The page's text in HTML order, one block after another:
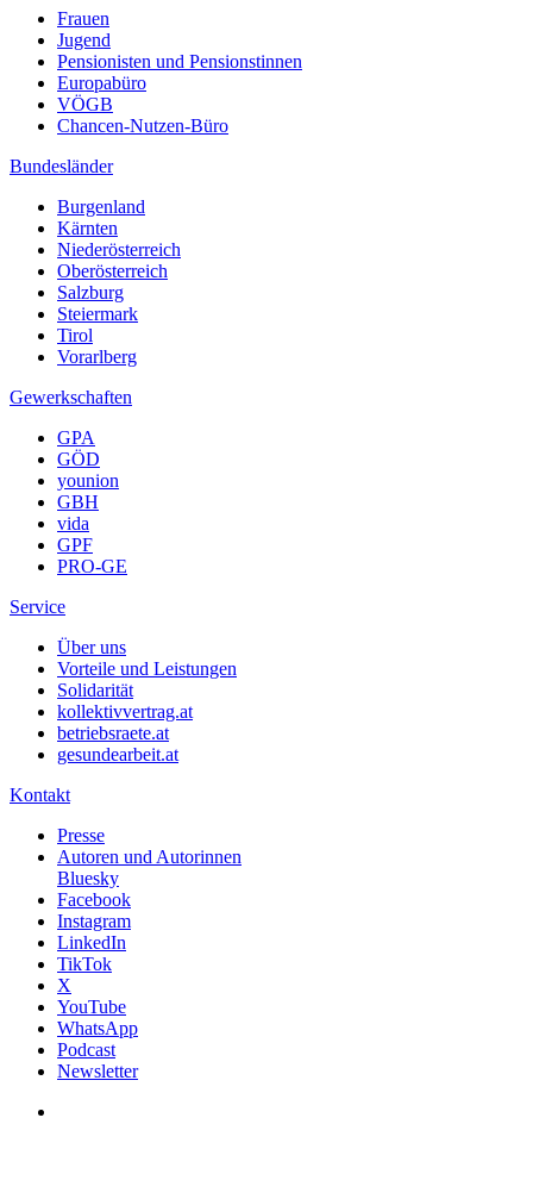
Frauen
Jugend
Pensionisten und Pensionstinnen
Europabüro
VÖGB
Chancen-Nutzen-Büro
Bundesländer
Burgenland
Kärnten
Niederösterreich
Oberösterreich
Salzburg
Steiermark
Tirol
Vorarlberg
Gewerkschaften
GPA
GÖD
younion
GBH
vida
GPF
PRO-GE
Service
Über uns
Vorteile und Leistungen
Solidarität
kollektivvertrag.at
betriebsraete.at
gesundearbeit.at
Kontakt
Presse
Autoren und Autorinnen
Bluesky
Facebook
Instagram
LinkedIn
TikTok
X
YouTube
WhatsApp
Podcast
Newsletter